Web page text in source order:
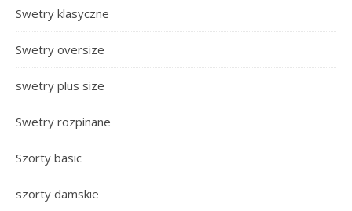
Swetry klasyczne
Swetry oversize
swetry plus size
Swetry rozpinane
Szorty basic
szorty damskie